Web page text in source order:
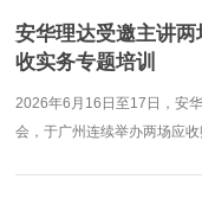
安华理达受邀主讲
收实务专题培训
2026年6月16日至17日，安
会，于广州连续举办两场应